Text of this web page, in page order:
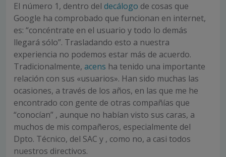
El número 1, dentro del decálogo de cosas que
Google ha comprobado que funcionan en internet,
es: “concéntrate en el usuario y todo lo demás
llegará sólo”. Trasladando esto a nuestra
experiencia no podemos estar más de acuerdo.
Tradicionalmente, acens ha tenido una importante
relación con sus «usuarios». Han sido muchas las
ocasiones, a través de los años, en las que me he
encontrado con gente de otras compañías que
“conocían” , aunque no habían visto sus caras, a
muchos de mis compañeros, especialmente del
Dpto. Técnico, del SAC y , como no, a casi todos
nuestros directivos.